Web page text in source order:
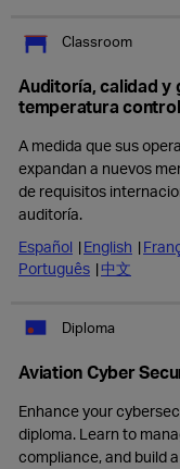
Classroom
Auditoría, calidad y
temperatura
A medida que sus
expandan a nuevos
de requisitos
auditoría.
Español
English
Português 中文
Diploma
Aviation Cyber
Enhance your
diploma. Learn to
compliance, and build